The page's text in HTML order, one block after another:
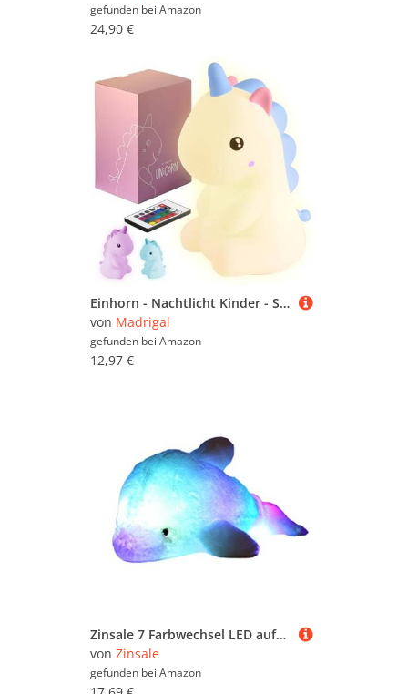
gefunden bei Amazon
24,90 €
Einhorn - Nachtlicht Kinder - Schlafzimmer - USB-C Wiederaufladbar mit Fernbedienung - Mehrfarbig und warmes Licht - Geschenk Neugeborenes - Weiche Silcone - Timer Regenbogenlichter - Hellblau
von Madrigal
gefunden bei Amazon
12,97 €
Zinsale 7 Farbwechsel LED aufhellen Gefülltes Delphin Spielzeug Plüsch Kissen Plüschtiere Nachtlicht (Blau, 45cm)
von Zinsale
gefunden bei Amazon